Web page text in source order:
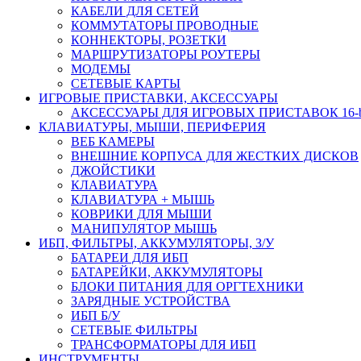
КАБЕЛИ ДЛЯ СЕТЕЙ
КОММУТАТОРЫ ПРОВОДНЫЕ
КОННЕКТОРЫ, РОЗЕТКИ
МАРШРУТИЗАТОРЫ РОУТЕРЫ
МОДЕМЫ
СЕТЕВЫЕ КАРТЫ
ИГРОВЫЕ ПРИСТАВКИ, АКСЕССУАРЫ
АКСЕССУАРЫ ДЛЯ ИГРОВЫХ ПРИСТАВОК 16-
КЛАВИАТУРЫ, МЫШИ, ПЕРИФЕРИЯ
ВЕБ КАМЕРЫ
ВНЕШНИЕ КОРПУСА ДЛЯ ЖЕСТКИХ ДИСКОВ
ДЖОЙСТИКИ
КЛАВИАТУРА
КЛАВИАТУРА + МЫШЬ
КОВРИКИ ДЛЯ МЫШИ
МАНИПУЛЯТОР МЫШЬ
ИБП, ФИЛЬТРЫ, АККУМУЛЯТОРЫ, З/У
БАТАРЕИ ДЛЯ ИБП
БАТАРЕЙКИ, АККУМУЛЯТОРЫ
БЛОКИ ПИТАНИЯ ДЛЯ ОРГТЕХНИКИ
ЗАРЯДНЫЕ УСТРОЙСТВА
ИБП Б/У
СЕТЕВЫЕ ФИЛЬТРЫ
ТРАНСФОРМАТОРЫ ДЛЯ ИБП